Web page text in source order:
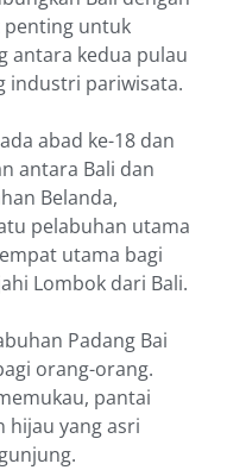
penting untuk
antara kedua pulau
industri pariwisata.
abad ke-18 dan
antara Bali dan
Belanda,
pelabuhan utama
utama bagi
Lombok dari Bali.
Padang Bai
orang-orang.
pantai
hijau yang asri